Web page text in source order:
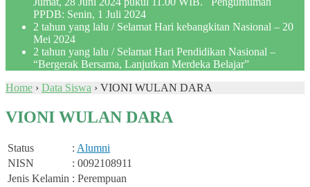
PPDB: Senin, 1 Juli 2024
2 tahun yang lalu / Selamat Hari kebangkitan Nasional – 20
Mei 2024
2 tahun yang lalu / Selamat Hari Pendidikan Nasional –
“Bergerak Bersama, Lanjutkan Merdeka Belajar”
Home › Data Siswa › VIONI WULAN DARA
VIONI WULAN DARA
Status : Alumni
NISN
: 0092108911
Jenis Kelamin : Perempuan